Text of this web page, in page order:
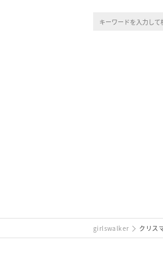
girlswalker クリス